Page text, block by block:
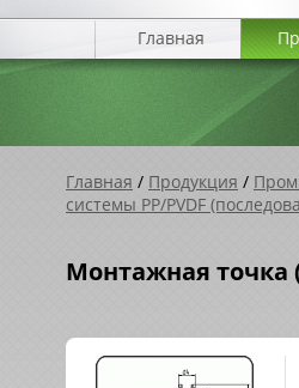
Главная
Главная / Продукция /
системы PP/PVDF
Монтажная точка